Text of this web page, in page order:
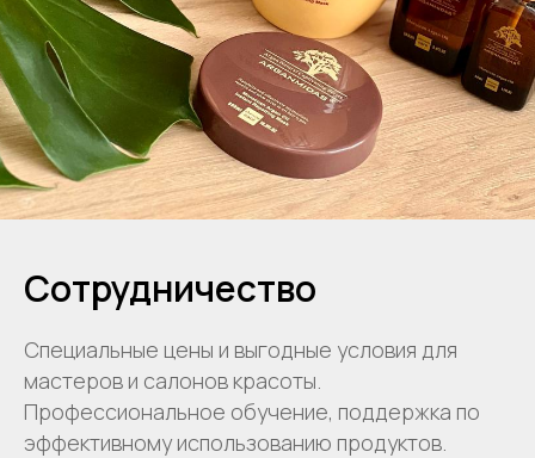
Сотрудничество
Специальные цены и выгодные условия для
мастеров и салонов красоты.
Профессиональное обучение, поддержка по
эффективному использованию продуктов.